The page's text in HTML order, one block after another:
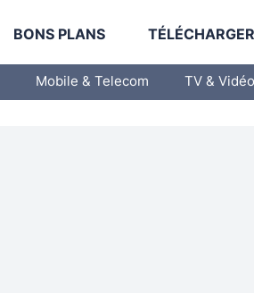
BONS PLANS
Mobile & Telecom TV & Vidéo